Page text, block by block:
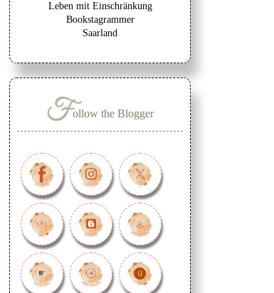
Leben mit Einschränkung
Bookstagrammer
Saarland
Follow the Blogger